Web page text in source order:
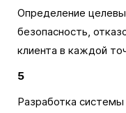
Определение
безопасность,
клиента в каждой
5
Разработка